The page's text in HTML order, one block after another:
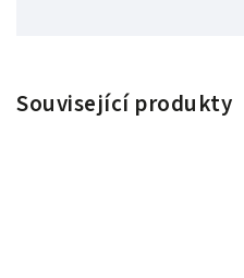
Související produkty